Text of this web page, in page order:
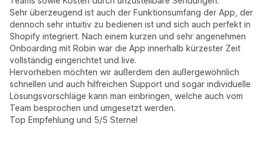
Sehr überzeugend ist auch der Funktionsumfang der App, der
dennoch sehr intuitiv zu bedienen ist und sich auch perfekt in
Shopify integriert. Nach einem kurzen und sehr angenehmen
Onboarding mit Robin war die App innerhalb kürzester Zeit
vollständig eingerichtet und live.
Hervorheben möchten wir außerdem den außergewöhnlich
schnellen und auch hilfreichen Support und sogar individuelle
Lösungsvorschläge kann man einbringen, welche auch vom
Team besprochen und umgesetzt werden.
Top Empfehlung und 5/5 Sterne!